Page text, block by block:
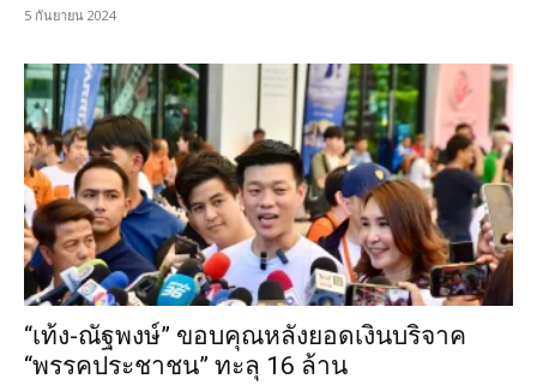
5 กันยายน 2024
“เท้ง-ณัฐพงษ์” ขอบคุณหลังยอดเงินบริจาค
“พรรคประชาชน” ทะลุ 16 ล้าน